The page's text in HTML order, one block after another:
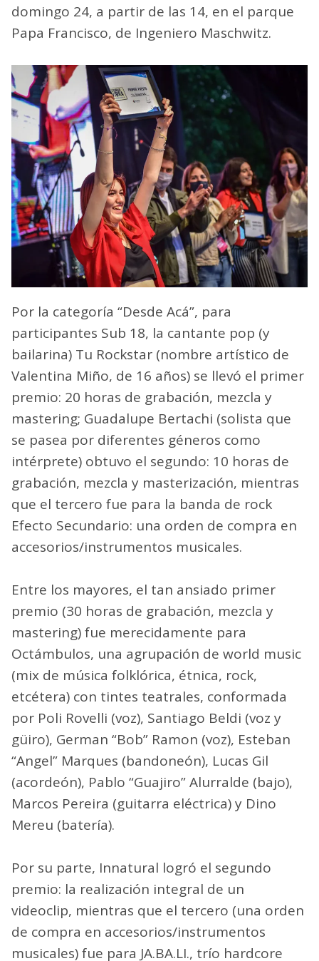
domingo 24, a partir de las 14, en el parque
Papa Francisco, de Ingeniero Maschwitz.
Por la categoría “Desde Acá”, para
participantes Sub 18, la cantante pop (y
bailarina) Tu Rockstar (nombre artístico de
Valentina Miño, de 16 años) se llevó el primer
premio: 20 horas de grabación, mezcla y
mastering; Guadalupe Bertachi (solista que
se pasea por diferentes géneros como
intérprete) obtuvo el segundo: 10 horas de
grabación, mezcla y masterización, mientras
que el tercero fue para la banda de rock
Efecto Secundario: una orden de compra en
accesorios/instrumentos musicales.
Entre los mayores, el tan ansiado primer
premio (30 horas de grabación, mezcla y
mastering) fue merecidamente para
Octámbulos, una agrupación de world music
(mix de música folklórica, étnica, rock,
etcétera) con tintes teatrales, conformada
por Poli Rovelli (voz), Santiago Beldi (voz y
güiro), German “Bob” Ramon (voz), Esteban
“Angel” Marques (bandoneón), Lucas Gil
(acordeón), Pablo “Guajiro” Alurralde (bajo),
Marcos Pereira (guitarra eléctrica) y Dino
Mereu (batería).
Por su parte, Innatural logró el segundo
premio: la realización integral de un
videoclip, mientras que el tercero (una orden
de compra en accesorios/instrumentos
musicales) fue para JA.BA.LI., trío hardcore